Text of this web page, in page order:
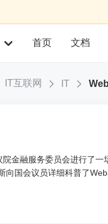
首页 文档
IT互联网 IT
金融服务委员会进行了
向国会议员详细科普了